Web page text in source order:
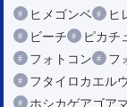
ヒメゴンベ
ヒ
ビーチ
ピカチ
フォトコン
フ
フタイロカエル
ホシカゲアゴア